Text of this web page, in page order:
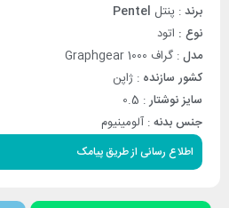
برند: پنتل Pentel
نوع : اتود
مدل: گراف Graphgear 1000
کشور سازنده : ژاپن
سایز نوشتار: 0.5
جنس بدنه: آلومینیوم
اطلاع رسانی از طریق پیامک